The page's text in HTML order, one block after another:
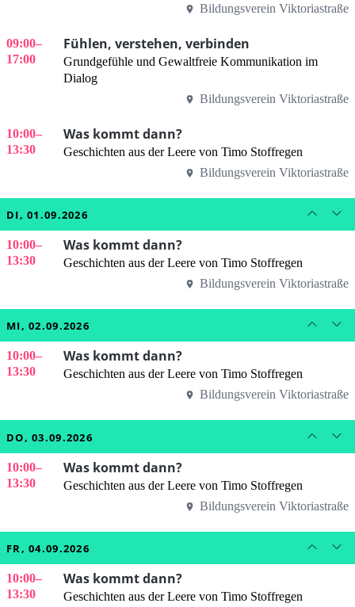
Bildungsverein Viktoriastraße
09:00–
17:00
Fühlen, verstehen, verbinden
Grundgefühle und Gewaltfreie Kommunikation im
Dialog
Bildungsverein Viktoriastraße
10:00–
13:30
Was kommt dann?
Geschichten aus der Leere von Timo Stoffregen
Bildungsverein Viktoriastraße
DI, 01.09.2026
10:00–
13:30
Was kommt dann?
Geschichten aus der Leere von Timo Stoffregen
Bildungsverein Viktoriastraße
MI, 02.09.2026
10:00–
13:30
Was kommt dann?
Geschichten aus der Leere von Timo Stoffregen
Bildungsverein Viktoriastraße
DO, 03.09.2026
10:00–
13:30
Was kommt dann?
Geschichten aus der Leere von Timo Stoffregen
Bildungsverein Viktoriastraße
FR, 04.09.2026
10:00–
13:30
Was kommt dann?
Geschichten aus der Leere von Timo Stoffregen